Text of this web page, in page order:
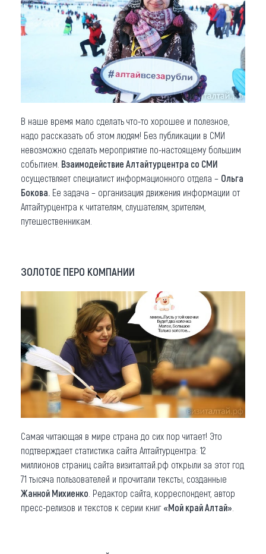
В наше время мало сделать что-то хорошее и полезное,
надо рассказать об этом людям! Без публикации в СМИ
невозможно сделать мероприятие по-настоящему большим
событием. Взаимодействие Алтайтурцентра со СМИ
осуществляет специалист информационного отдела – Ольга
Бокова. Ее задача – организация движения информации от
Алтайтурцентра к читателям, слушателям, зрителям,
путешественникам.
ЗОЛОТОЕ ПЕРО КОМПАНИИ
Самая читающая в мире страна до сих пор читает! Это
подтверждает статистика сайта Алтайтурцентра: 12
миллионов страниц сайта визиталтай.рф открыли за этот год
71 тысяча пользователей и прочитали тексты, созданные
Жанной Михиенко . Редактор сайта, корреспондент, автор
пресс-релизов и текстов к серии книг «Мой край Алтай»